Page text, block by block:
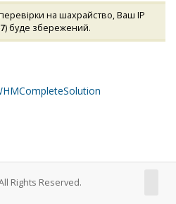
на шахрайство, Ваш IP
) буде збережений.
Rights Reserved.